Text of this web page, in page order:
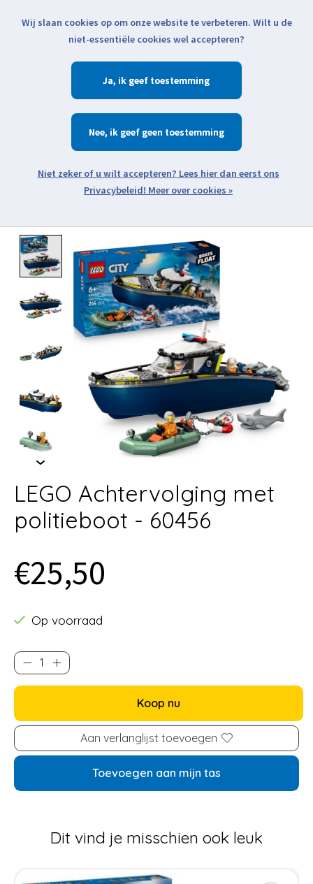
Klik voor actuele verzendinformatie...
Verlanglijst
Zoeken
Open webshop menu
Product image slideshow Items
LEGO Achtervolging met
politieboot - 60456
€25,50
Op voorraad
Koop nu
Aan verlanglijst toevoegen
Toevoegen aan mijn tas
Dit vind je misschien ook leuk
Items van productcarrousel
Wij slaan cookies op om onze website te verbeteren. Wilt u de
niet-essentiële cookies wel accepteren?
Ja
Nee
Meer over cookies »